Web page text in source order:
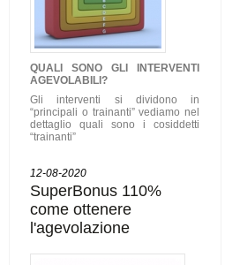
QUALI SONO GLI
INTERVENTI
AGEVOLABILI?
Gli interventi si dividono in
“principali o trainanti” vediamo nel
dettaglio quali sono i cosiddetti
“trainanti”
12-08-2020
SuperBonus 110%
come ottenere
l'agevolazione